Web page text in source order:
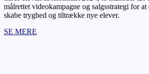
målrettet videokampagne og salgsstrategi for at
skabe tryghed og tiltrække nye elever.
SE MERE